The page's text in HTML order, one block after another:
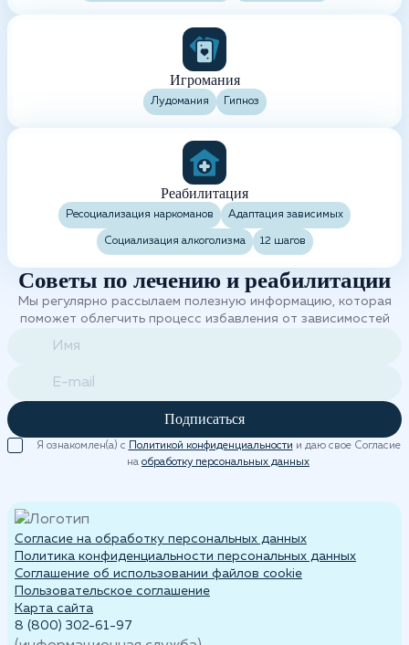
Игромания
Лудомания Гипноз
Реабилитация
Ресоциализация наркоманов Адаптация зависимых
Социализация алкоголизма 12 шагов
Советы по лечению и реабилитации
Мы регулярно рассылаем полезную информацию, которая
поможет облегчить процесс избавления от зависимостей
Подписаться
Я ознакомлен(а) с Политикой конфиденциальности и даю свое Согласие
на обработку персональных данных
Согласие на обработку персональных данных
Политика конфиденциальности персональных данных
Cоглашение об использовании файлов cookie
Пользовательское соглашение
Карта сайта
8 (800) 302-61-97